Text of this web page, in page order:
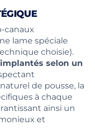
canaux
lame spéciale
choisie).
implantés selon un
de pousse, la
à chaque
ainsi un
et